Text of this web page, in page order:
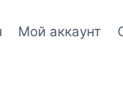
Мой аккаунт